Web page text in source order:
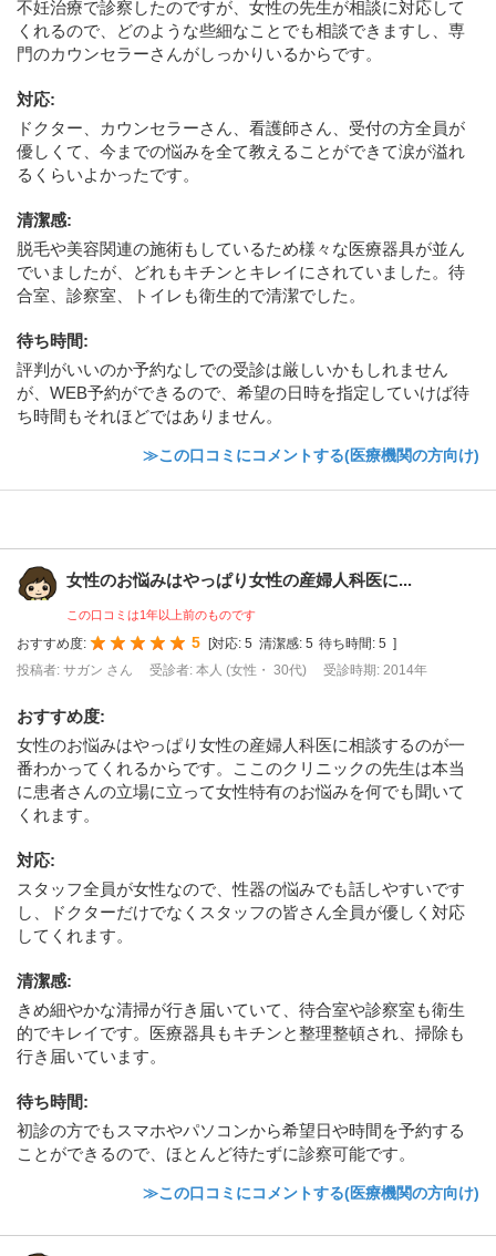
不妊治療で診察したのですが、女性の先生が相談に対応して
くれるので、どのような些細なことでも相談できますし、専
門のカウンセラーさんがしっかりいるからです。
対応:
ドクター、カウンセラーさん、看護師さん、受付の方全員が
優しくて、今までの悩みを全て教えることができて涙が溢れ
るくらいよかったです。
清潔感:
脱毛や美容関連の施術もしているため様々な医療器具が並ん
でいましたが、どれもキチンとキレイにされていました。待
合室、診察室、トイレも衛生的で清潔でした。
待ち時間:
評判がいいのか予約なしでの受診は厳しいかもしれません
が、WEB予約ができるので、希望の日時を指定していけば待
ち時間もそれほどではありません。
≫この口コミにコメントする(医療機関の方向け)
女性のお悩みはやっぱり女性の産婦人科医に...
この口コミは1年以上前のものです
おすすめ度: 5 対応: 5 清潔感: 5 待ち時間: 5
投稿者: サガン さん
受診者: 本人 (女性・ 30代) 受診時期: 2014年
おすすめ度:
女性のお悩みはやっぱり女性の産婦人科医に相談するのが一
番わかってくれるからです。ここのクリニックの先生は本当
に患者さんの立場に立って女性特有のお悩みを何でも聞いて
くれます。
対応:
スタッフ全員が女性なので、性器の悩みでも話しやすいです
し、ドクターだけでなくスタッフの皆さん全員が優しく対応
してくれます。
清潔感:
きめ細やかな清掃が行き届いていて、待合室や診察室も衛生
的でキレイです。医療器具もキチンと整理整頓され、掃除も
行き届いています。
待ち時間:
初診の方でもスマホやパソコンから希望日や時間を予約する
ことができるので、ほとんど待たずに診察可能です。
≫この口コミにコメントする(医療機関の方向け)